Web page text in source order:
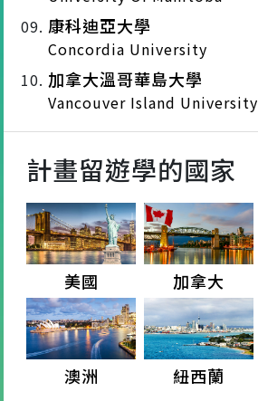
康科迪亞大學
Concordia University
加拿大溫哥華島大學
Vancouver Island University
計畫留遊學的國家
美國 加拿大
澳洲 紐西蘭